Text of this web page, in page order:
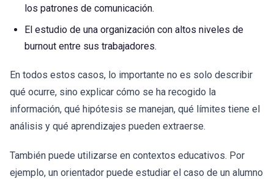
los patrones de comunicación.
El estudio de una organización con altos niveles de
burnout entre sus trabajadores.
En todos estos casos, lo importante no es solo describir
qué ocurre, sino explicar cómo se ha recogido la
información, qué hipótesis se manejan, qué límites tiene el
análisis y qué aprendizajes pueden extraerse.
También puede utilizarse en contextos educativos. Por
ejemplo, un orientador puede estudiar el caso de un alumno